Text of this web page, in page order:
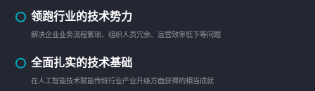
领跑行业的技术势力
解决企业业务流程繁琐、组织人员冗余、运营效率低下等问题
全面扎实的技术基础
在人工智能技术赋能传统行业产业升级方面获得的相当成就